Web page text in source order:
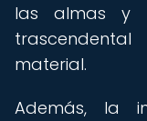
las almas y
material.
Además, la